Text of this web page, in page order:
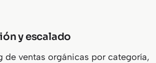
y escalado
de ventas orgánicas por categoría,